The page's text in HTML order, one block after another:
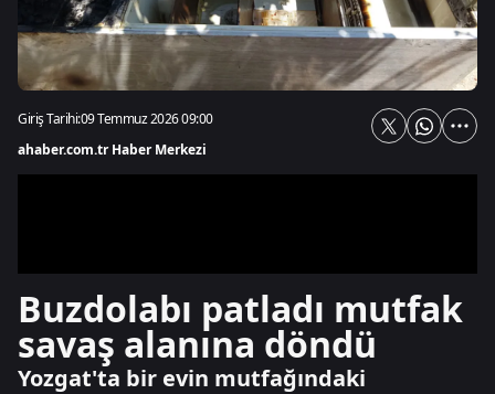
Giriş Tarihi:09 Temmuz 2026 09:00
ahaber.com.tr Haber Merkezi
Buzdolabı patladı mutfak
savaş alanına döndü
Yozgat'ta bir evin mutfağındaki